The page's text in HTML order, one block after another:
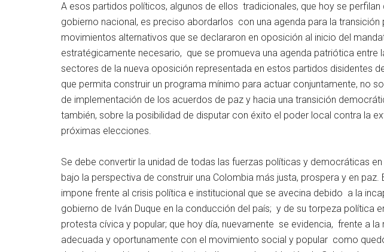
A esos partidos políticos, algunos de ellos tradicionales, que hoy se
gobierno nacional, es preciso abordarlos con una agenda para la transición
movimientos alternativos que se declararon en oposición al inicio del
estratégicamente necesario, que se promueva una agenda patriótica entre
sectores de la nueva oposición representada en estos partidos disidentes
que permita construir un programa mínimo para actuar conjuntamente, no
de implementación de los acuerdos de paz y hacia una transición
también, sobre la posibilidad de disputar con éxito el poder local contra la
próximas elecciones.
Se debe convertir la unidad de todas las fuerzas políticas y democráticas
bajo la perspectiva de construir una Colombia más justa, prospera y en paz.
impone frente al crisis política e institucional que se avecina debido a la
gobierno de Iván Duque en la conducción del país; y de su torpeza política
protesta cívica y popular; que hoy día, nuevamente se evidencia, frente a la
adecuada y oportunamente con el movimiento social y popular como